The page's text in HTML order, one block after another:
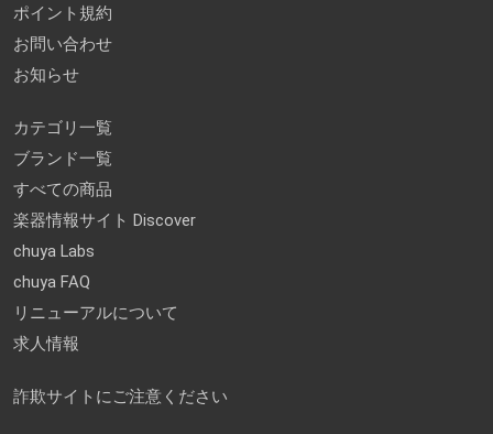
ポイント規約
お問い合わせ
お知らせ
カテゴリ一覧
ブランド一覧
すべての商品
楽器情報サイト Discover
chuya Labs
chuya FAQ
リニューアルについて
求人情報
詐欺サイトにご注意ください